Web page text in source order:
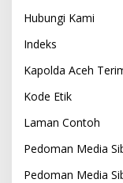
Hubungi Kami
Indeks
Kapolda Aceh
Kode Etik
Laman Contoh
Pedoman Media
Pedoman Media